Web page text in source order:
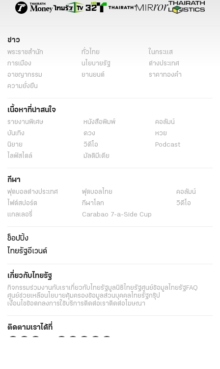
ข่าว
พระราชสำนัก ทั่วไทย
ในกระแส
การเมือง
นโยบายรัฐ
ต่างประเทศ
อาชญากรรม
ยานยนต์
ราคาทองคำ
ความยั่งยืน
เนื้อหาที่น่าสนใจ
รายงานพิเศษ หนังสือพิมพ์
คอลัมน์
บันเทิง
ดวง
หวย
นิยาย
วิดีโอ
Podcast
ไลฟ์สไตล์
มัลติมีเดีย
กีฬา
ฟุตบอลต่่างประเทศ ฟุตบอลไทย
คอลัมน์
ไฟต์สปอร์ต
กีฬาโลก
วิดีโอ
แกลเลอรี่
Carabao 7-a-Side Cup
ช็อปปิ้ง
ไทยรัฐอีเวนต์
เกี่ยวกับไทยรัฐ
กิจกรรมร่วมงานกับเราเกี่ยวกับไทยรัฐมูลนิธิไทยรัฐศูนย์ข้อมูลไทยรัฐFAQ
ศูนย์ช่วยเหลือนโยบายคุ้มครองข้อมูลส่วนบุคคลไทยรัฐกรุ๊ป
เงื่อนไขข้อตกลงการใช้บริการติดต่อเราติดต่อโฆษณา
ติดตามเราได้ที่